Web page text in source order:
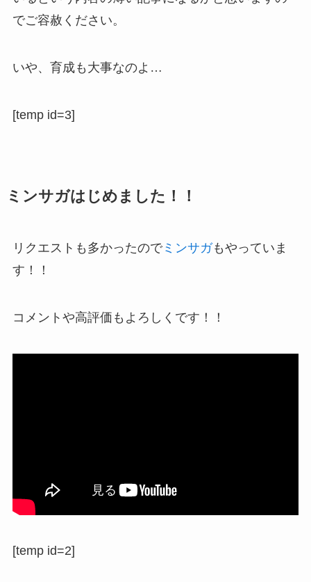
でご容赦ください。
いや、育成も大事なのよ…
[temp id=3]
ミンサガはじめました！！
リクエストも多かったのでミンサガもやっていま
す！！
コメントや高評価もよろしくです！！
[temp id=2]